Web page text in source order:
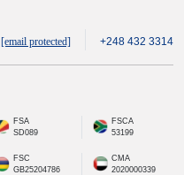
[email protected] +248 432 3314
FSA
SD089
FSCA
53199
FSC
GB25204786
CMA
2020000339